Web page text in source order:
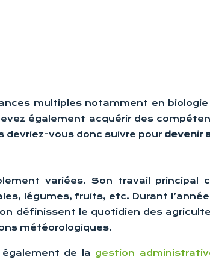
multiples notamment en
également acquérir des
vous donc suivre pour devenir
variées. Son travail
légumes, fruits, etc. Durant
définissent le quotidien des
météorologiques.
également de la gestion